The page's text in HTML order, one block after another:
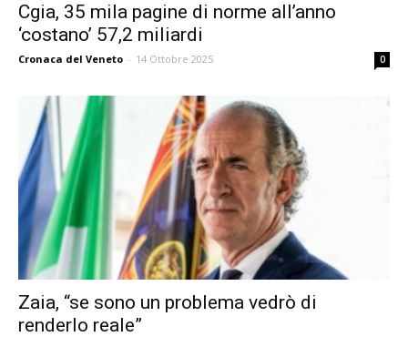
Cgia, 35 mila pagine di norme all’anno
‘costano’ 57,2 miliardi
Cronaca del Veneto - 14 Ottobre 2025 0
Zaia, “se sono un problema vedrò di
renderlo reale”